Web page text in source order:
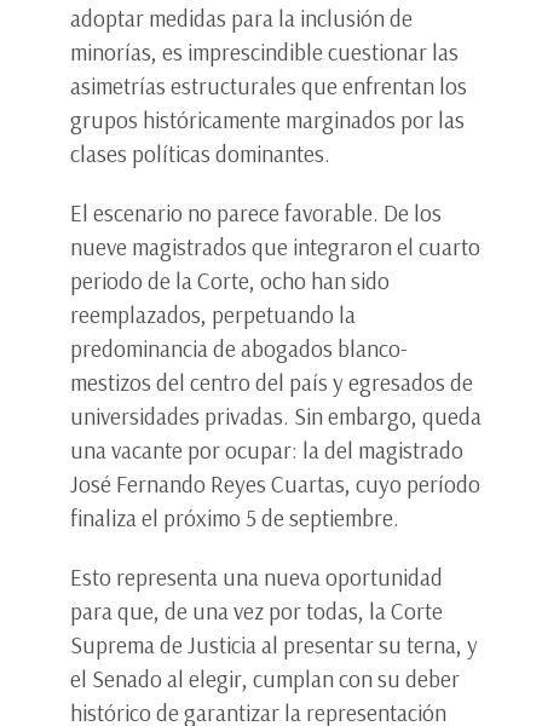
adoptar medidas para la inclusión de
minorías, es imprescindible cuestionar las
asimetrías estructurales que enfrentan los
grupos históricamente marginados por las
clases políticas dominantes.
El escenario no parece favorable. De los
nueve magistrados que integraron el cuarto
periodo de la Corte, ocho han sido
reemplazados, perpetuando la
predominancia de abogados blanco-
mestizos del centro del país y egresados de
universidades privadas. Sin embargo, queda
una vacante por ocupar: la del magistrado
José Fernando Reyes Cuartas, cuyo período
finaliza el próximo 5 de septiembre.
Esto representa una nueva oportunidad
para que, de una vez por todas, la Corte
Suprema de Justicia al presentar su terna, y
el Senado al elegir, cumplan con su deber
histórico de garantizar la representación